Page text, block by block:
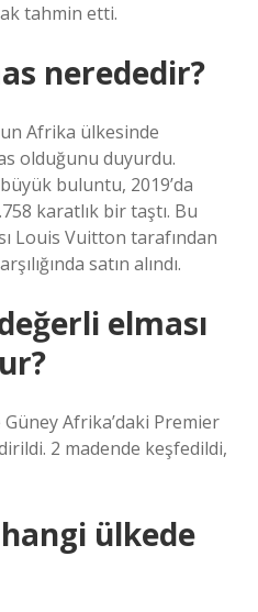
tahmin etti.
nerededir?
Afrika ülkesinde
olduğunu duyurdu.
buluntu, 2019’da
karatlık bir taştı. Bu
Louis Vuitton tarafından
satın alındı.
elması
Güney Afrika’daki Premier
2 madende keşfedildi,
ülkede